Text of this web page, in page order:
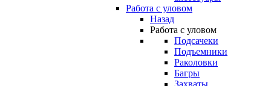
Работа с уловом
Назад
Работа с уловом
Подсачеки
Подъемники
Раколовки
Багры
Захваты